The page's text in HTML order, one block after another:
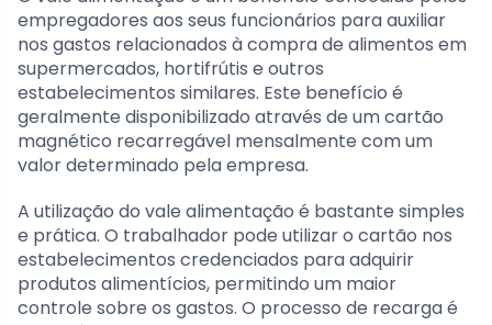
empregadores aos seus funcionários para auxiliar
nos gastos relacionados à compra de alimentos em
supermercados, hortifrútis e outros
estabelecimentos similares. Este benefício é
geralmente disponibilizado através de um cartão
magnético recarregável mensalmente com um
valor determinado pela empresa.
A utilização do vale alimentação é bastante simples
e prática. O trabalhador pode utilizar o cartão nos
estabelecimentos credenciados para adquirir
produtos alimentícios, permitindo um maior
controle sobre os gastos. O processo de recarga é